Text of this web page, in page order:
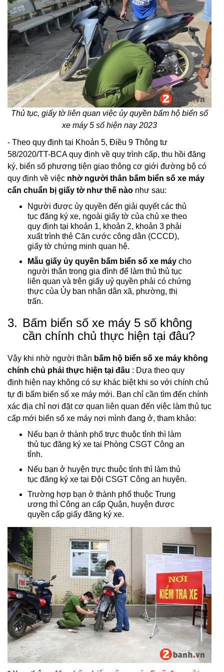
Thủ tục, giấy tờ liên quan việc ủy quyền bấm hộ biển số
xe máy 5 số hiện nay 2023
- Theo quy định tại Khoản 5, Điều 9 Thông tư
58/2020/TT-BCA quy định về quy trình cấp, thu hồi đăng
ký, biển số phương tiện giao thông cơ giới đường bộ có
quy định về việc nhờ người thân bấm biển số xe máy
cẩn chuẩn bị giấy tờ như thế nào như sau:
Người được ủy quyền đến giải quyết các thủ
tục đăng ký xe, ngoài giấy tờ của chủ xe theo
quy định tại khoản 1, khoản 2, khoản 3 phải
xuất trình thẻ Căn cước công dân (CCCD),
giấy tờ chứng minh quan hệ.
Mẫu giấy ủy quyền bấm biển số xe máy cho
người thân trong gia đình để làm thủ thủ tục
liên quan và trên giấy uỷ quyền phải có chứng
thực của Ủy ban nhân dân xã, phường, thị
trấn.
3. Bấm biển số xe máy 5 số không
cần chính chủ thực hiện tại đâu?
Vậy khi nhờ người thân bấm hộ biển số xe máy không
chính chủ phải thực hiện tại đâu : Dựa theo quy
định hiện nay không có sự khác biệt khi so với chính chủ
tự đi bấm biển số xe máy mới. Bạn chỉ cần tìm đến chính
xác địa chỉ nơi đặt cơ quan liên quan đến việc làm thủ tục
cấp mới biển số xe máy nơi mình đang ở, tham khảo:
Nếu bạn ở thành phố trực thuộc tỉnh thì làm
thủ tục đăng ký xe tại Phòng CSGT Công an
tỉnh.
Nếu bạn ở huyện trực thuộc tỉnh thì làm thủ
tục đăng ký xe tại Đội CSGT Công an huyện.
Trường hợp bạn ở thành phố thuộc Trung
ương thì Công an cấp Quận, huyện được
quyền cấp giấy đăng ký xe.